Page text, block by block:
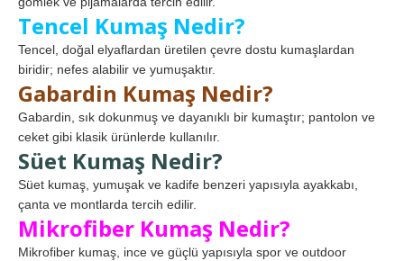
Tencel Kumaş Nedir?
Tencel, doğal elyaflardan üretilen çevre dostu kumaşlardan
biridir; nefes alabilir ve yumuşaktır.
Gabardin Kumaş Nedir?
Gabardin, sık dokunmuş ve dayanıklı bir kumaştır; pantolon ve
ceket gibi klasik ürünlerde kullanılır.
Süet Kumaş Nedir?
Süet kumaş, yumuşak ve kadife benzeri yapısıyla ayakkabı,
çanta ve montlarda tercih edilir.
Mikrofiber Kumaş Nedir?
Mikrofiber kumaş, ince ve güçlü yapısıyla spor ve outdoor